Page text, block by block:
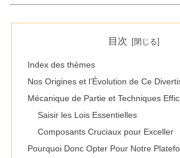
目次
Index des thèmes
Nos Origines et l’Évolution de Ce
Mécanique de Partie et Techniques
Saisir les Lois Essentielles
Composants Cruciaux pour Exceller
Pourquoi Donc Opter Pour Notre